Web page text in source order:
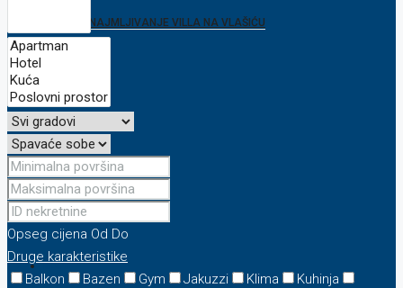
IZNAJMLJIVANJE VILLA NA VLAŠIĆU
ZEMLJIŠTE
ONLINE KAMERA
BLOG
Opseg cijena Od Do
Druge karakteristike
Balkon
Bazen Gym Jakuzzi Klima
Kuhinja